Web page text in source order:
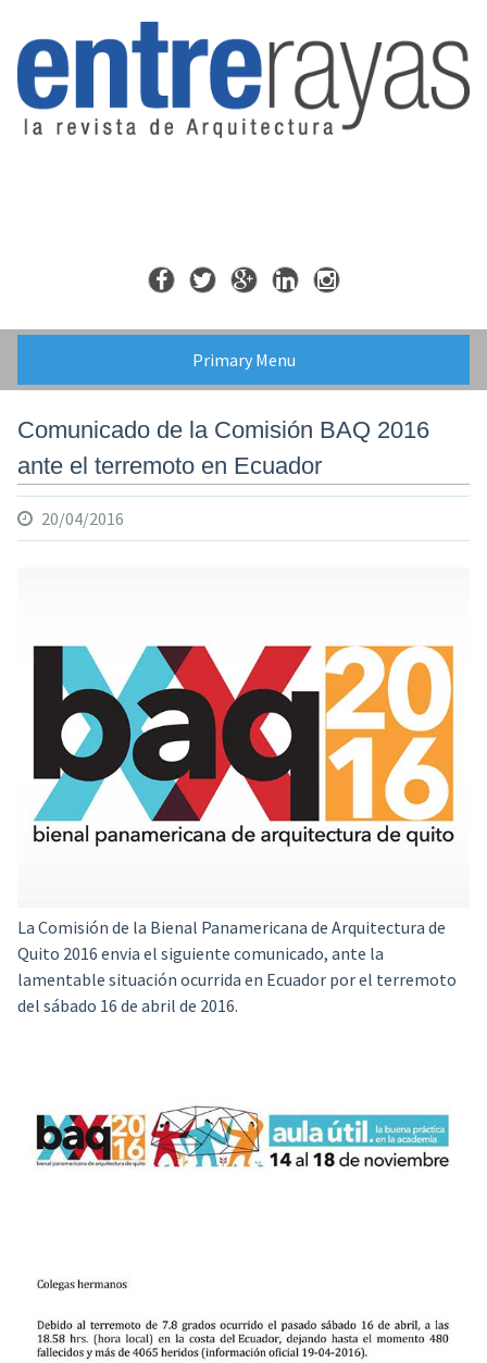
content
Primary Menu
Comunicado de la Comisión BAQ 2016
ante el terremoto en Ecuador
20/04/2016
La Comisión de la Bienal Panamericana de Arquitectura de
Quito 2016 envia el siguiente comunicado, ante la
lamentable situación ocurrida en Ecuador por el terremoto
del sábado 16 de abril de 2016.